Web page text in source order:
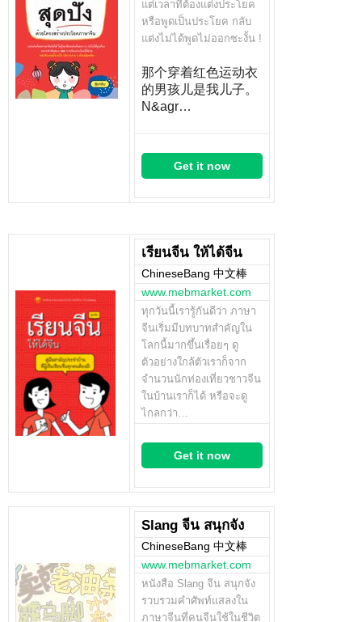
แต่เวลาที่ต้องแต่งประโยค
หรือพูดเป็นประโยค กลับ
แต่งไม่ได้พูดไม่ออกซะงั้น !
那个穿着红色运动衣
的男孩儿是我儿子。
N&agr…
Get it now
เรียนจีน ให้ได้จีน
ChineseBang 中文棒
www.mebmarket.com
ทุกวันนี้เรารู้กันดีว่า ภาษา
จีนเริ่มมีบทบาทสำคัญใน
โลกนี้มากขึ้นเรื่อยๆ ดู
ตัวอย่างใกล้ตัวเราก็จาก
จำนวนนักท่องเที่ยวชาวจีน
ในบ้านเราก็ได้ หรือจะดู
ไกลกว่า…
Get it now
Slang จีน สนุกจัง
ChineseBang 中文棒
www.mebmarket.com
หนังสือ Slang จีน สนุกจัง
รวบรวมคำศัพท์แสลงใน
ภาษาจีนที่คนจีนใช้ในชีวิต